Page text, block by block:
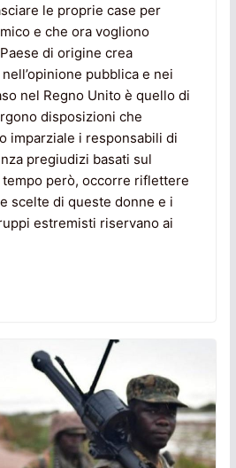
le proprie case per
e che ora vogliono
di origine crea
pubblica e nei
nel Regno Unito è quello di
disposizioni che
imparziale i responsabili di
pregiudizi basati sul
però, occorre riflettere
scelte di queste donne e i
estremisti riservano ai